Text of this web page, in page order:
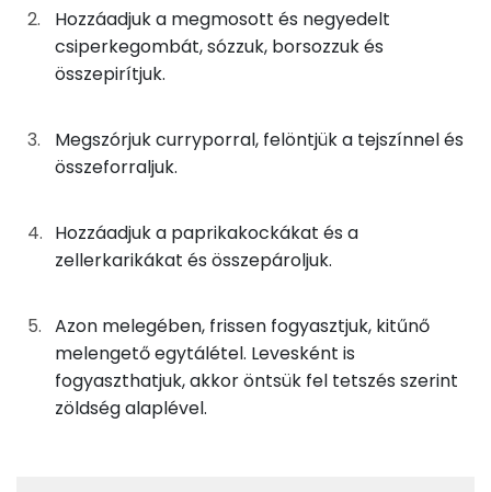
125gcsiperkegomba
27 kcal
56gcsirkemellfilé
75gfőzőtejszín
50gpóréhagyma
0g snidling
6g napraforgó olaj
53 kcal
0gsó
0 kcal
bors
7%
Fehérje
4%
Szénhidrát
6%
Zsír
83%
TOP ásványi anyagok
Kálcium
Magnézium
Szelén
TOP vitaminok
Kolin:
Hozzáadjuk a megmosott és negyedelt
csiperkegombát, sózzuk, borsozzuk és
összepirítjuk.
Megszórjuk curryporral, felöntjük a tejszínnel és
összeforraljuk.
Hozzáadjuk a paprikakockákat és a
zellerkarikákat és összepároljuk.
Azon melegében, frissen fogyasztjuk, kitűnő
melengető egytálétel. Levesként is
fogyaszthatjuk, akkor öntsük fel tetszés szerint
zöldség alaplével.